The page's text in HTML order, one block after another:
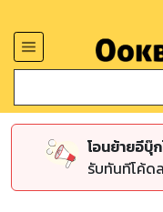
โอนย้ายอีบุ๊
รับทันทีโค้ด